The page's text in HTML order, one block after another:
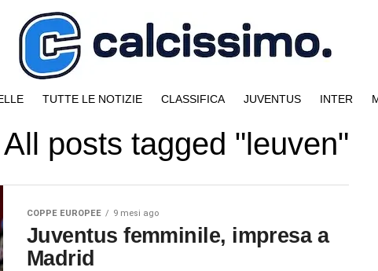
TUTTE LE NOTIZIE CLASSIFICA JUVENTUS INTER
All posts tagged "leuven"
COPPE EUROPEE 9 mesi ago
Juventus femminile, impresa a
Madrid